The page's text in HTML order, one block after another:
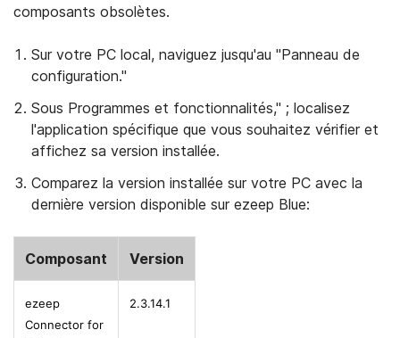
composants obsolètes.
Sur votre PC local, naviguez jusqu'au "Panneau de
configuration."
Sous Programmes et fonctionnalités," ; localisez
l'application spécifique que vous souhaitez vérifier et
affichez sa version installée.
Comparez la version installée sur votre PC avec la
dernière version disponible sur ezeep Blue:
Composant Version
ezeep
Connector for
2.3.14.1